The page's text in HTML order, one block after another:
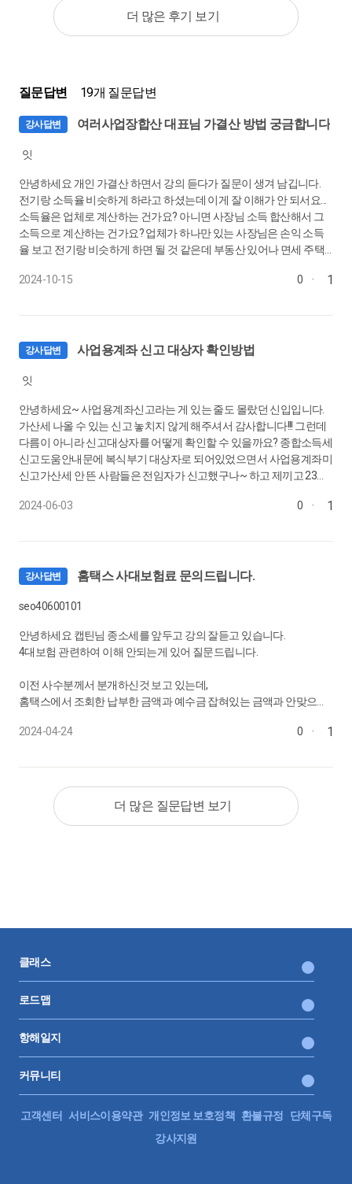
5월 : 종합소득세 최고의 효율로 일하는 계획짜기
한눈에 보는 종합소득세 신고 세부계획
28. 5월 : 종합소득세 시산표 완료하기
0:09:01
홈택스 안내문 체크, 거래처 회신자료 확인 포인트
0:05:56
30. 5월 : 홈택스 조회자료 종합소득세 신고 활용하기
연금건강고용산재보험료조회, 각종 지원금 반영
예상세금표 : 만드는 이유, 항목 구성 설명
32.
5월 : 종합소득세 추계 신고 해야하는 업체는?
종합소득세 신고 우선순위, 경비율(단순, 기준), 추계 신고 대상 선
정
0:06:13
33. 5월 : 종합소득세 신고리스트 만들기
0:08:21
5월 했던 일, 6월 해야 할 일
0:10:14
0:07:04
39.
상반기 마무리 하기 : 업무 기록
업무 기록, 연봉 협상 근거 만들기, 상반기 마무리 요약
0:05:36
40. 7월 업무 스케줄
0:09:51
더 많은 후기 보기
질문답변 19개 질문답변
강사답변 여러사업장합산 대표님 가결산 방법 궁금합니다
잇
안녕하세요 개인 가결산 하면서 강의 듣다가 질문이 생겨 남깁니다.
전기랑 소득율 비슷하게 하라고 하셨는데 이게 잘 이해가 안 되서요...
소득율은 업체로 계산하는 건가요? 아니면 사장님 소득 합산해서 그
소득으로 계산하는 건가요? 업체가 하나만 있는 사장님은 손익 소득
율 보고 전기랑 비슷하게 하면 될 것 같은데 부동산 있어나 면세 주택
슷하게 맞춰도 다른 소득으로 세금이 달라지면 이거는 미리 확인할 수
득률 경고가 떴었어요. 소득율 낮지 않고 계속 비슷하게 갔었는데.. 다
고 뜨더라고요.. 국세청에서 종소세 안내문 나갈 때 소득율은 업체별
소득율이 아니라 사장님의 모든 소득 합산해서 소득율 계산해서 경고
하는 건가요? 그렇다면 이럴 때는 소득율 경고 무시해도 될까요?
저는 업체별로 소득율을 맞춰야 하는 줄 알고 사장님의 카드를 찢어서
1. 여러 사업장을 합산해서 신고해야 하는 사장님의 경우 어떻게 가결
산을 정확하게 안내해드릴 수 있을지 궁금합니다..
2. 여러 사업장을 합산해서 신고해야 하는 사장님의 경우 소득율을 어
떻게 관리해서 비용 부족한지 아닌지를 판단해야 하는지 궁금합니다.
6월에도 복식부기 사업용계좌 질문 드렸었는데 답변 받아볼 수 있어
2024-10-15 0 · 1
강사답변 사업용계좌 신고 대상자 확인방법
잇
안녕하세요~ 사업용계좌신고라는 게 있는 줄도 몰랐던 신입입니다.
가산세 나올 수 있는 신고 놓치지 않게 해주셔서 감사합니다!!! 그런데
다름이 아니라 신고대상자를 어떻게 확인할 수 있을까요? 종합소득세
신고도움안내문에 복식부기 대상자로 되어있었으면서 사업용계좌미
신고가산세 안 뜬 사람들은 전임자가 신고했구나~ 하고 제끼고 23년
만 사업용계좌 신고하면 될까요?? 이전에 사업용계좌 신고했는지 내
답변해주시면 감사하겠습니다~~ 6월 잘 보내세요~~
2024-06-03 0 · 1
강사답변 홈택스 사대보험료 문의드립니다.
seo40600101
안녕하세요 캡틴님 종소세를 앞두고 강의 잘듣고 있습니다.
4대보험 관련하여 이해 안되는게 있어 질문드립니다.
이전 사수분께서 분개하신것 보고 있는데,
홈택스에서 조회한 납부한 금액과 예수금 잡혀있는 금액과 안맞으면
그리고
사업자건강보험료(직장)-> 보험료(대표님보험료)
사업자사용자부담건강보험료-> 복리
2024-04-24 0 · 1
더 많은 질문답변 보기
클래스
로드맵
항해일지
커뮤니티
고객센터 서비스이용약관 개인정보 보호정책 환불규정
단체구독
강사지원